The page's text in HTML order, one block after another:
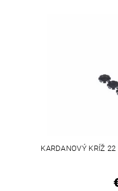
KARDANOVÝ KRÍŽ